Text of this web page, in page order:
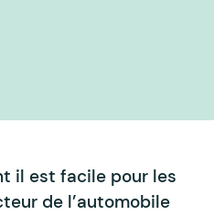
il est facile pour les
de l’automobile